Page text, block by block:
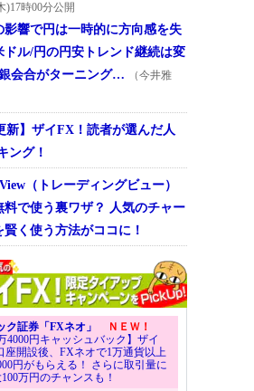
)17時00分公開
影響で円は一時的に方向感を失
ドル/円の円安トレンド継続は変
会合がターニング…
（今井雅
新】ザイFX！読者が選んだ人
ング！
（トレーディングビュー）
料で使う裏ワザ？ 人気のチャー
賢く使う方法がココに！
ク証券「FXネオ」
ＮＥＷ！
4000円キャッシュバック】ザイ
座開設後、FXネオで1万通貨以上
円がもらえる！ さらに取引量に
万円のチャンスも！